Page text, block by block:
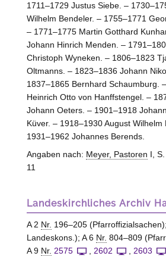
1711–1729 Justus Siebe. –
Wilhelm Bendeler. – 1755–1771
– 1771–1775 Martin Gotthard
Johann Hinrich Menden. –
Christoph Wyneken. – 1806–1823
Oltmanns. – 1823–1836 Johann
1837–1865 Bernhard Schaumburg.
Heinrich Otto von Hanffstengel. –
Johann Oeters. – 1901–1918
Küver. – 1918–1930 August
1931–1962 Johannes Berends.
Angaben nach: Meyer, Pastoren I,
11
Landeskirchliches Archiv
A 2 Nr. 196–205
Landeskons.); A 6 Nr. 804–809
A 9 Nr. 2575 2602 2603